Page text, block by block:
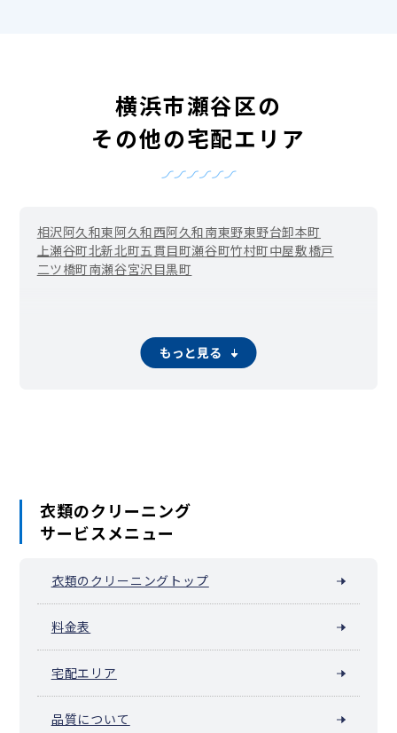
横浜市瀬谷区の
その他の宅配エリア
相沢阿久和東阿久和西阿久和南東野東野台卸本町
上瀬谷町北新北町五貫目町瀬谷町竹村町中屋敷橋戸
二ツ橋町南瀬谷宮沢目黒町
もっと見る
衣類のクリーニング
サービスメニュー
衣類のクリーニングトップ
料金表
宅配エリア
品質について